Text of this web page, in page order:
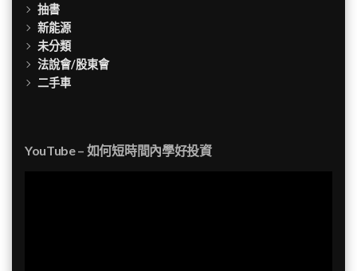
抽書
新能源
未分類
法說會/股東會
二手車
YouTube – 如何短時間內學好投資